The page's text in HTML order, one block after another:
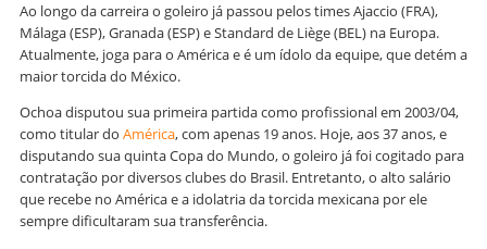
Ao longo da carreira o goleiro já passou pelos times Ajaccio (FRA),
Málaga (ESP), Granada (ESP) e Standard de Liège (BEL) na Europa.
Atualmente, joga para o América e é um ídolo da equipe, que detém a
maior torcida do México.
Ochoa disputou sua primeira partida como profissional em 2003/04,
como titular do América, com apenas 19 anos. Hoje, aos 37 anos, e
disputando sua quinta Copa do Mundo, o goleiro já foi cogitado para
contratação por diversos clubes do Brasil. Entretanto, o alto salário
que recebe no América e a idolatria da torcida mexicana por ele
sempre dificultaram sua transferência.